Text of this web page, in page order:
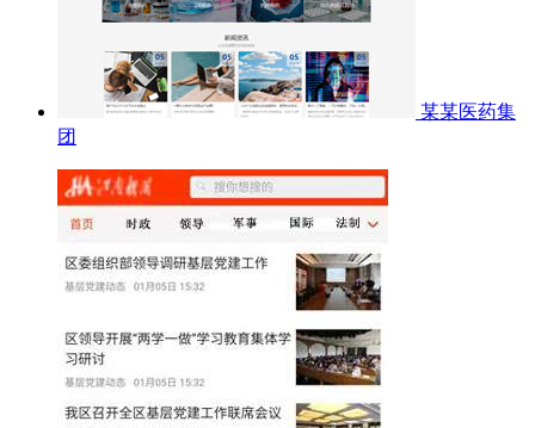
某某医药集
团